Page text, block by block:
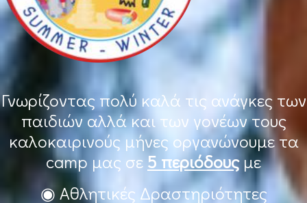
Γνωρίζοντας πολύ καλά τις ανάγκες των
παιδιών αλλά και των γονέων τους
καλοκαιρινούς μήνες οργανώνουμε τα
camp μας σε 5 περιόδουςμε
◉ Αθλητικές Δραστηριότητες